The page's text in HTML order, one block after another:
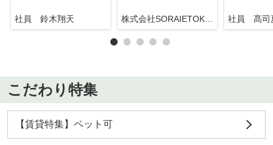
社員 鈴木翔天 株式会社SORAIETOKYO押上駅前店 社員 髙司
こだわり特集
【賃貸特集】ペット可